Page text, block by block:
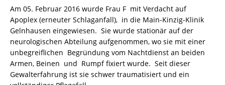
Am 05. Februar 2016 wurde Frau F mit Verdacht auf
Apoplex (erneuter Schlaganfall), in die Main-Kinzig-Klinik
Gelnhausen eingewiesen. Sie wurde stationär auf der
neurologischen Abteilung aufgenommen, wo sie mit einer
unbegreiflichen Begründung vom Nachtdienst an beiden
Armen, Beinen und Rumpf fixiert wurde. Seit dieser
Gewalterfahrung ist sie schwer traumatisiert und ein